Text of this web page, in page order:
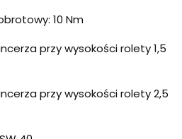
10 Nm
przy wysokości rolety 1,5
przy wysokości rolety 2,5